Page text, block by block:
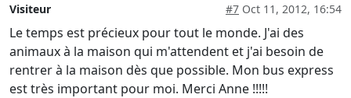
Visiteur #7 Oct 11, 2012, 16:54
Le temps est précieux pour tout le monde. J'ai des
animaux à la maison qui m'attendent et j'ai besoin de
rentrer à la maison dès que possible. Mon bus express
est très important pour moi. Merci Anne !!!!!